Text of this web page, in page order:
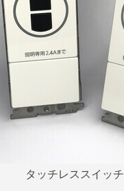
タッチレススイッチ